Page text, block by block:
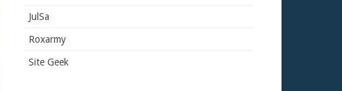
JulSa
Roxarmy
Site Geek